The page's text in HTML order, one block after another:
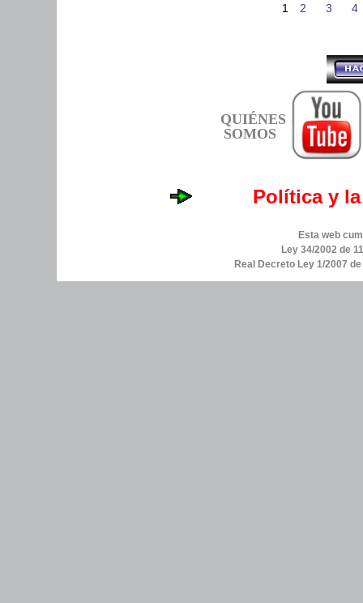
1 2 3 4
QUIÉNES
SOMOS
Política y
Esta web
Ley 34/2002 de
Real Decreto Ley 1/2007